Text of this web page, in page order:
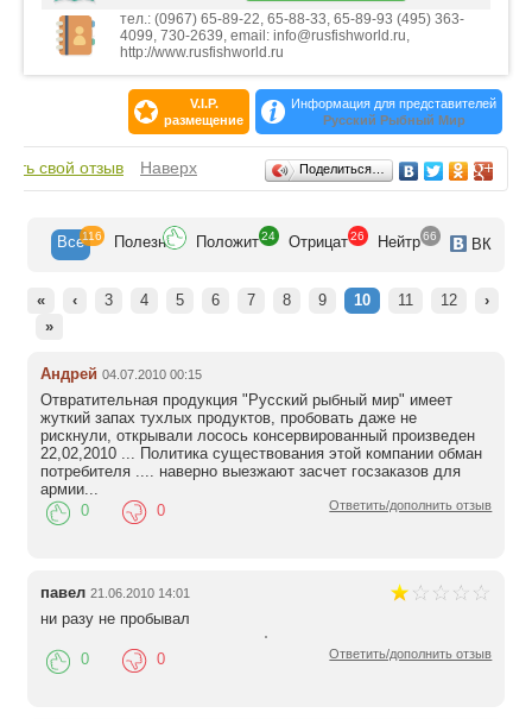
тел.: (0967) 65-89-22, 65-88-33, 65-89-93 (495) 363-
4099, 730-2639, email: info@rusfishworld.ru,
http://www.rusfishworld.ru
V.I.P.
размещение
Информация для представителей
Русский Рыбный Мир
Отзывы
свой отзыв Наверх Поделиться…
Все116 Полезн Положит 24 Отрицат 26 Нейтр 66 ВК
« ‹ 3 4 5 6 7 8 9 10 11 12
›
»
Андрей 04.07.2010 00:15
Отвратительная продукция "Русский рыбный мир" имеет
жуткий запах тухлых продуктов, пробовать даже не
рискнули, открывали лосось консервированный произведен
22,02,2010 ... Политика существования этой компании обман
потребителя .... наверно выезжают засчет госзаказов для
армии...
Ответить/дополнить отзыв
0 0
павел 21.06.2010 14:01
ни разу не пробывал
Ответить/дополнить отзыв
0 0